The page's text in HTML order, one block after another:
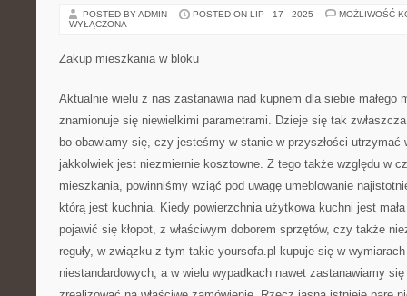
POSTED BY ADMIN POSTED ON LIP - 17 - 2025
MOŻLIWOŚĆ
WYŁĄCZONA
Zakup mieszkania w bloku
Aktualnie wielu z nas zastanawia nad kupnem dla siebie małego
znamionuje się niewielkimi parametrami. Dzieje się tak
bo obawiamy się, czy jesteśmy w stanie w przyszłości utrzymać
jakkolwiek jest niezmiernie kosztowne. Z tego także względu w
mieszkania, powinniśmy wziąć pod uwagę umeblowanie
którą jest kuchnia. Kiedy powierzchnia użytkowa kuchni jest
pojawić się kłopot, z właściwym doborem sprzętów, czy także
reguły, w związku z tym takie yoursofa.pl kupuje się w
niestandardowych, a w wielu wypadkach nawet zastanawiamy